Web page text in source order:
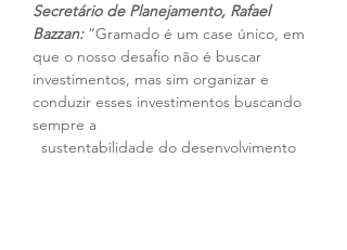
Secretário de Planejamento, Rafael
Bazzan: “Gramado é um case único, em
que o nosso desafio não é buscar
investimentos, mas sim organizar e
conduzir esses investimentos buscando
sempre a